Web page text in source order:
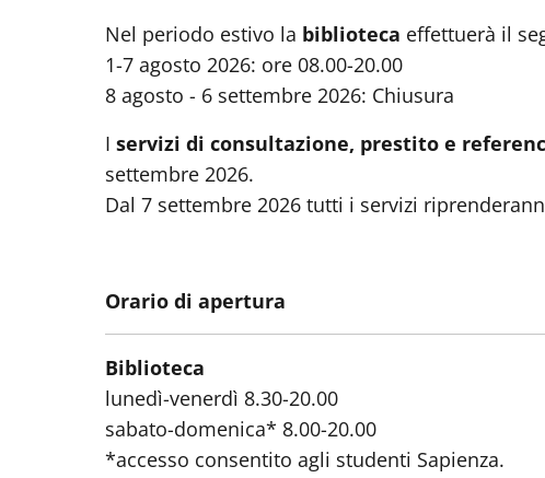
Nel periodo estivo la biblioteca effettuerà il
1-7 agosto 2026: ore 08.00-20.00
8 agosto - 6 settembre 2026: Chiusura
I servizi di consultazione, prestito e
settembre 2026.
Dal 7 settembre 2026 tutti i servizi
Orario di apertura
Biblioteca
lunedì-venerdì 8.30-20.00
sabato-domenica* 8.00-20.00
*accesso consentito agli studenti Sapienza.